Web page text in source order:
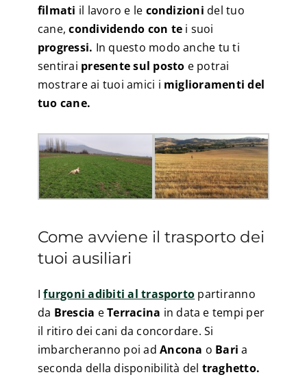
filmati il lavoro e le condizioni del tuo
cane,condividendo con te i suoi
progressi. In questo modo anche tu ti
sentirai presente sul posto e potrai
mostrare ai tuoi amici i miglioramenti del
tuo cane.
Come avviene il trasporto dei
tuoi ausiliari
Ifurgoni adibiti al trasporto partiranno
da Brescia eTerracina in data e tempi per
il ritiro dei cani da concordare. Si
imbarcheranno poi adAncona o Bari a
seconda della disponibilità del traghetto.